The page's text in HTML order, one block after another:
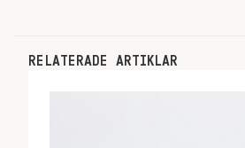
RELATERADE ARTIKLAR